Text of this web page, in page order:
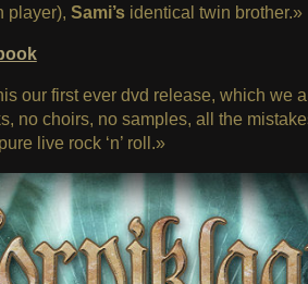
player), Sami’sidentical twin brother.»
our first ever dvd release, which we
no choirs, no samples, all the
live rock ‘n’ roll.»